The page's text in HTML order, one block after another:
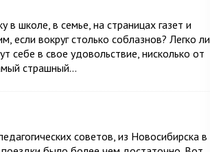
школе, в семье, на страницах газет и
если вокруг столько соблазнов? Легко ли
себе в свое удовольствие, нисколько от
страшный…
советов, из Новосибирска в